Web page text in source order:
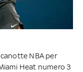
NBA per
Heat numero 3